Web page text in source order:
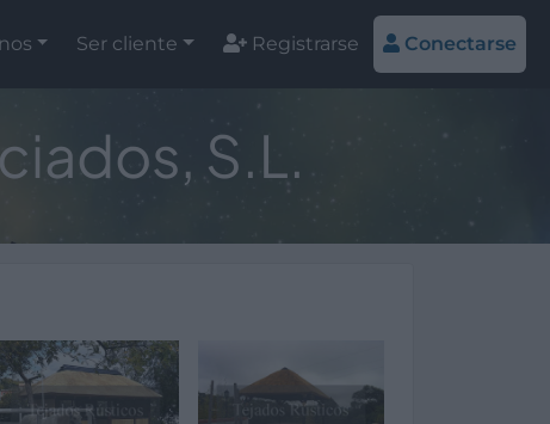
Ser cliente Registrarse Conectarse
S.L.